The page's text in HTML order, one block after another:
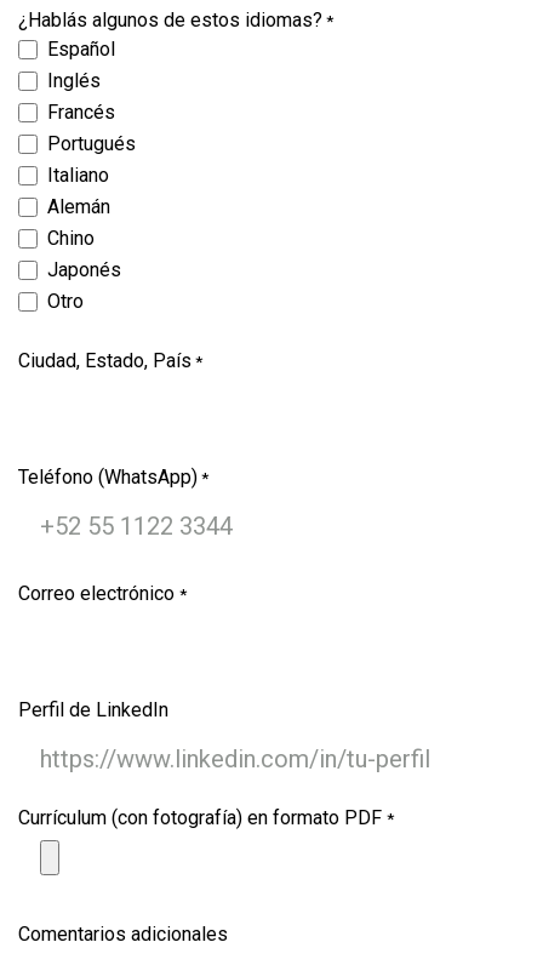
¿Hablás algunos de estos idiomas? *
Español
Inglés
Francés
Portugués
Italiano
Alemán
Chino
Japonés
Otro
Ciudad, Estado, País *
Teléfono (WhatsApp)*
Correo electrónico *
Perfil de LinkedIn
Currículum (con fotografía) en formato PDF *
Comentarios adicionales